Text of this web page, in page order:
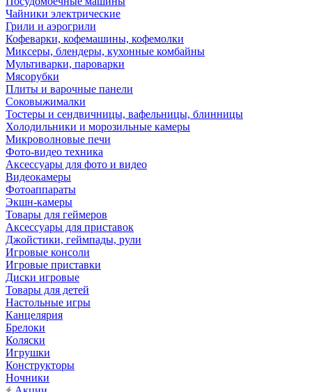
Чайники электрические
Грили и аэрогрили
Кофеварки, кофемашины, кофемолки
Миксеры, блендеры, кухонные комбайны
Мультиварки, пароварки
Мясорубки
Плиты и варочные панели
Соковыжималки
Тостеры и сендвичницы, вафельницы, блинницы
Холодильники и морозильные камеры
Микроволновые печи
Фото-видео техника
Аксессуары для фото и видео
Видеокамеры
Фотоаппараты
Экшн-камеры
Товары для геймеров
Аксессуары для приставок
Джойстики, геймпады, рули
Игровые консоли
Игровые приставки
Диски игровые
Товары для детей
Настольные игры
Канцелярия
Брелоки
Коляски
Игрушки
Конструкторы
Ночники